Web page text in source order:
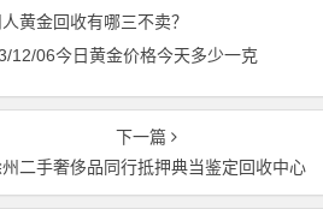
黄金回收有哪三不卖？
12/06今日黄金价格今天多少一克
下一篇
二手奢侈品同行抵押典当鉴定回收中心